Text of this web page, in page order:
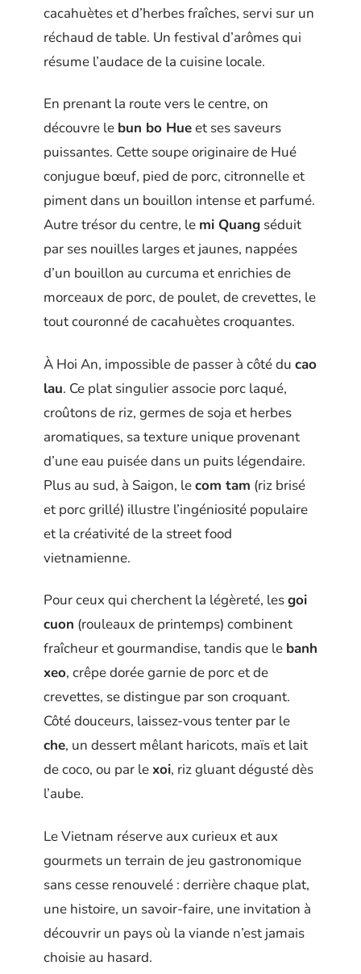
cacahuètes et d’herbes fraîches, servi sur un
réchaud de table. Un festival d’arômes qui
résume l’audace de la cuisine locale.
En prenant la route vers le centre, on
découvre le bun bo Hueet ses saveurs
puissantes. Cette soupe originaire de Hué
conjugue bœuf, pied de porc, citronnelle et
piment dans un bouillon intense et parfumé.
Autre trésor du centre, le mi Quang séduit
par ses nouilles larges et jaunes, nappées
d’un bouillon au curcuma et enrichies de
morceaux de porc, de poulet, de crevettes, le
tout couronné de cacahuètes croquantes.
À Hoi An, impossible de passer à côté du cao
lau. Ce plat singulier associe porc laqué,
croûtons de riz, germes de soja et herbes
aromatiques, sa texture unique provenant
d’une eau puisée dans un puits légendaire.
Plus au sud, à Saigon, lecom tam (riz brisé
et porc grillé) illustre l’ingéniosité populaire
et la créativité de la street food
vietnamienne.
Pour ceux qui cherchent la légèreté, lesgoi
cuon (rouleaux de printemps) combinent
fraîcheur et gourmandise, tandis que le banh
xeo, crêpe dorée garnie de porc et de
crevettes, se distingue par son croquant.
Côté douceurs, laissez-vous tenter par le
che, un dessert mêlant haricots, maïs et lait
de coco, ou par le xoi, riz gluant dégusté dès
l’aube.
Le Vietnam réserve aux curieux et aux
gourmets un terrain de jeu gastronomique
sans cesse renouvelé : derrière chaque plat,
une histoire, un savoir-faire, une invitation à
découvrir un pays où la viande n’est jamais
choisie au hasard.